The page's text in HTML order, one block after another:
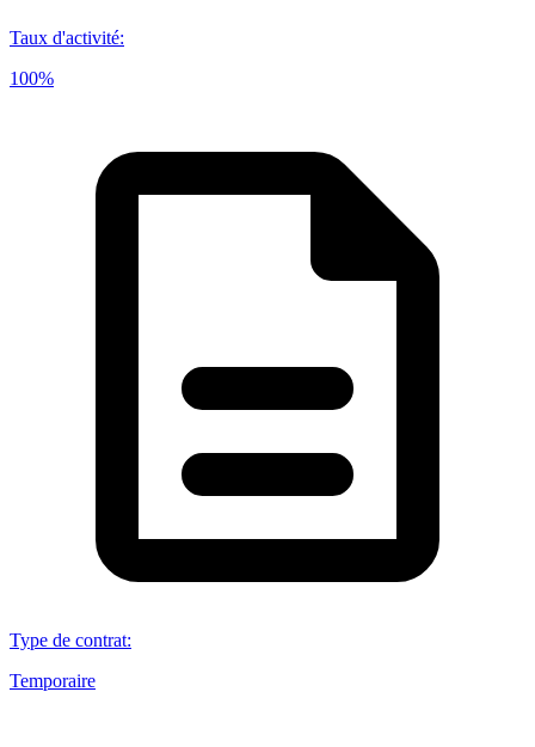
Taux d'activité:
100%
Type de contrat:
Temporaire